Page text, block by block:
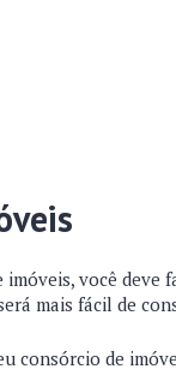
você deve
mais fácil de
consórcio de